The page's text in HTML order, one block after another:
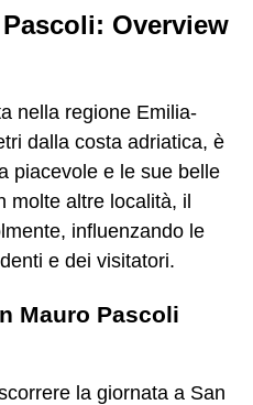
Overview
nella regione Emilia-
dalla costa adriatica, è
piacevole e le sue belle
molte altre località, il
influenzando le
e dei visitatori.
Mauro Pascoli
la giornata a San